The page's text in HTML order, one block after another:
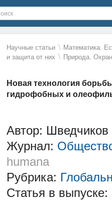
Научные статьи \ Математика.
и защита от них \ Природа.
Новая технология
гидрофобных и
Автор: Шведчиков
Журнал:
humana
Рубрика:
Статья в выпуске: